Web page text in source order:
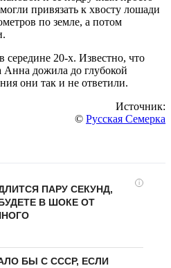
привязать к хвосту лошади
по земле, а потом
середине 20-х. Известно, что
Анна дожила до глубокой
они так и не ответили.
Источник:
© Русская Семерка
i
ПАРУ СЕКУНД,
В ШОКЕ ОТ
БЫ С СССР, ЕСЛИ